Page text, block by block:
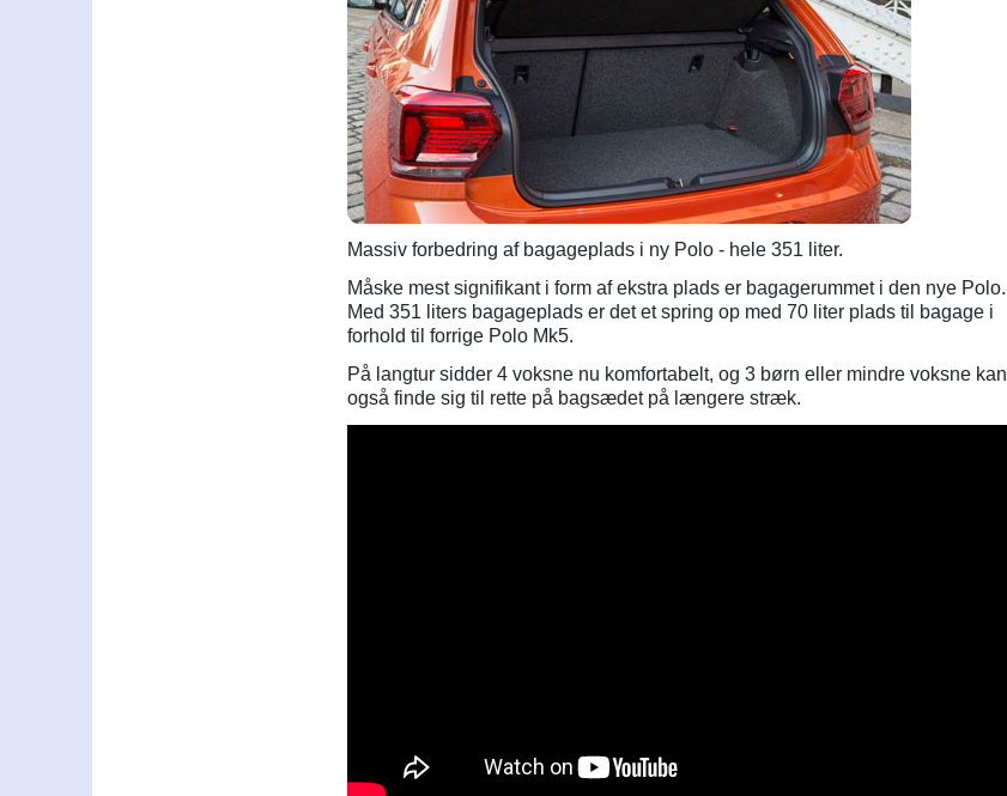
Massiv forbedring af bagageplads i ny Polo - hele 351 liter.
Måske mest signifikant i form af ekstra plads er bagagerummet i den nye Polo.
Med 351 liters bagageplads er det et spring op med 70 liter plads til bagage i
forhold til forrige Polo Mk5.
På langtur sidder 4 voksne nu komfortabelt, og 3 børn eller mindre voksne kan
også finde sig til rette på bagsædet på længere stræk.